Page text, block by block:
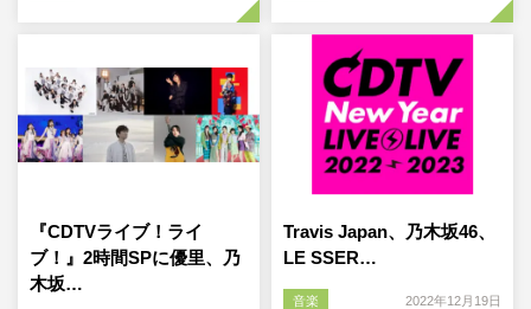
『CDTVライブ！ライ
ブ！』2時間SPに優里、乃
木坂…
Travis Japan、乃木坂46、
LE SSER…
音楽 2022年12月19日